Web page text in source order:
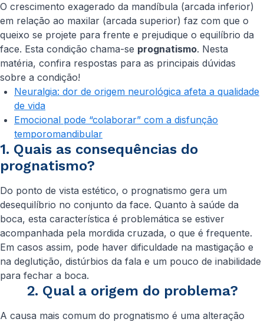
O crescimento exagerado da mandíbula (arcada inferior)
em relação ao maxilar (arcada superior) faz com que o
queixo se projete para frente e prejudique o equilíbrio da
face. Esta condição chama-se prognatismo. Nesta
matéria, confira respostas para as principais dúvidas
sobre a condição!
Neuralgia: dor de origem neurológica afeta a qualidade
de vida
Emocional pode “colaborar” com a disfunção
temporomandibular
1. Quais as consequências do
prognatismo?
Do ponto de vista estético, o prognatismo gera um
desequilíbrio no conjunto da face. Quanto à saúde da
boca, esta característica é problemática se estiver
acompanhada pela mordida cruzada, o que é frequente.
Em casos assim, pode haver dificuldade na mastigação e
na deglutição, distúrbios da fala e um pouco de inabilidade
para fechar a boca.
2. Qual a origem do problema?
A causa mais comum do prognatismo é uma alteração